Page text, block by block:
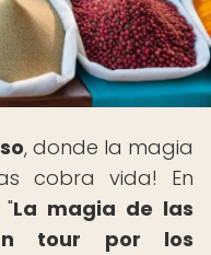
, donde la magia
cobra vida! En
La magia de las
tour por los